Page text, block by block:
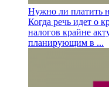
Нужно ли платить
Когда речь идет о
налогов крайне
планирующим в ...